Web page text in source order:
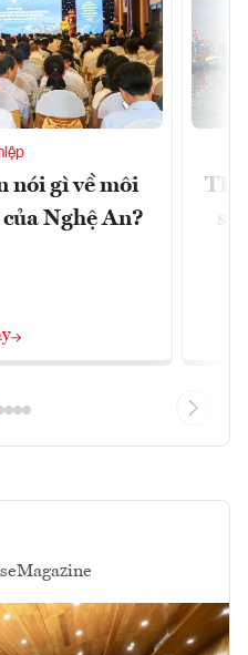
nói gì về môi
Nghệ An?
eMagazine